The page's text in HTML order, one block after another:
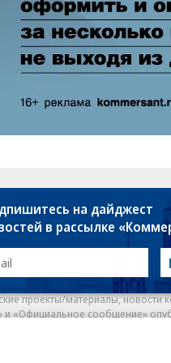
информация
проекты/материалы, новости
и «Официальное сообщение»
применяются
на дайджест
в рассылке